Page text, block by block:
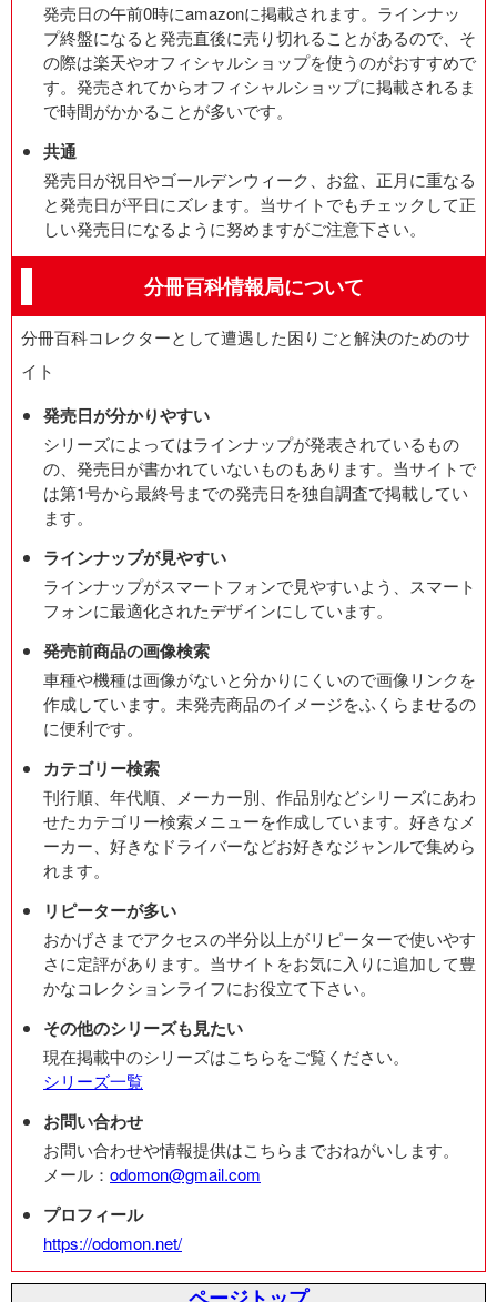
発売日の午前0時にamazonに掲載されます。ラインナッ
プ終盤になると発売直後に売り切れることがあるので、そ
の際は楽天やオフィシャルショップを使うのがおすすめで
す。発売されてからオフィシャルショップに掲載されるま
で時間がかかることが多いです。
共通
発売日が祝日やゴールデンウィーク、お盆、正月に重なる
と発売日が平日にズレます。当サイトでもチェックして正
しい発売日になるように努めますがご注意下さい。
分冊百科情報局について
分冊百科コレクターとして遭遇した困りごと解決のためのサ
イト
発売日が分かりやすい
シリーズによってはラインナップが発表されているもの
の、発売日が書かれていないものもあります。当サイトで
は第1号から最終号までの発売日を独自調査で掲載してい
ます。
ラインナップが見やすい
ラインナップがスマートフォンで見やすいよう、スマート
フォンに最適化されたデザインにしています。
発売前商品の画像検索
車種や機種は画像がないと分かりにくいので画像リンクを
作成しています。未発売商品のイメージをふくらませるの
に便利です。
カテゴリー検索
刊行順、年代順、メーカー別、作品別などシリーズにあわ
せたカテゴリー検索メニューを作成しています。好きなメ
ーカー、好きなドライバーなどお好きなジャンルで集めら
れます。
リピーターが多い
おかげさまでアクセスの半分以上がリピーターで使いやす
さに定評があります。当サイトをお気に入りに追加して豊
かなコレクションライフにお役立て下さい。
その他のシリーズも見たい
現在掲載中のシリーズはこちらをご覧ください。
シリーズ一覧
お問い合わせ
お問い合わせや情報提供はこちらまでおねがいします。
メール： odomon@gmail.com
プロフィール
https://odomon.net/